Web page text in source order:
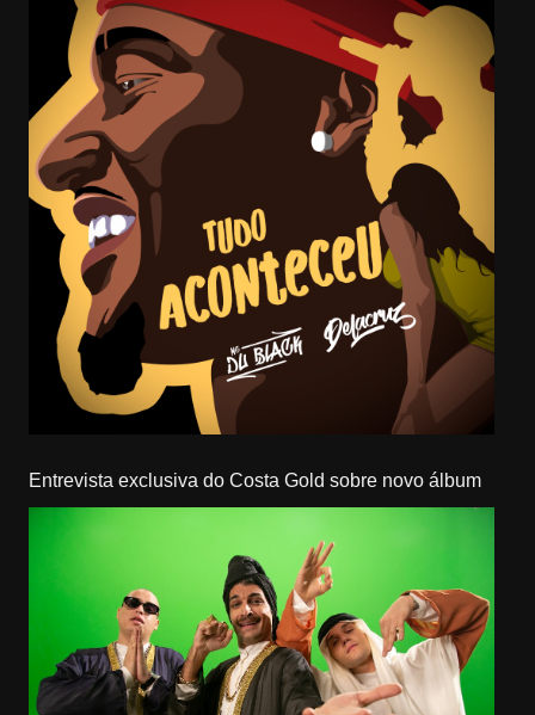
Entrevista exclusiva do Costa Gold sobre novo álbum